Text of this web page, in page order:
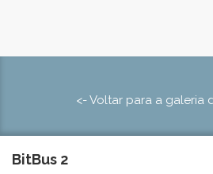
<- Voltar para a galeria
BitBus 2